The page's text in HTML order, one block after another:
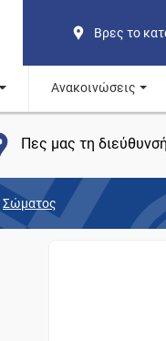
Βρες το
Ανακοινώσεις
Πες μας τη
Σώματος